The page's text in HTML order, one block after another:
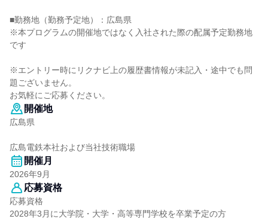
■勤務地（勤務予定地）：広島県
※本プログラムの開催地ではなく入社された際の配属予定勤務地
です
※エントリー時にリクナビ上の履歴書情報が未記入・途中でも問
題ございません。
お気軽にご応募ください。
開催地
広島県
広島電鉄本社および当社技術職場
開催月
2026年9月
応募資格
応募資格
2028年3月に大学院・大学・高等専門学校を卒業予定の方